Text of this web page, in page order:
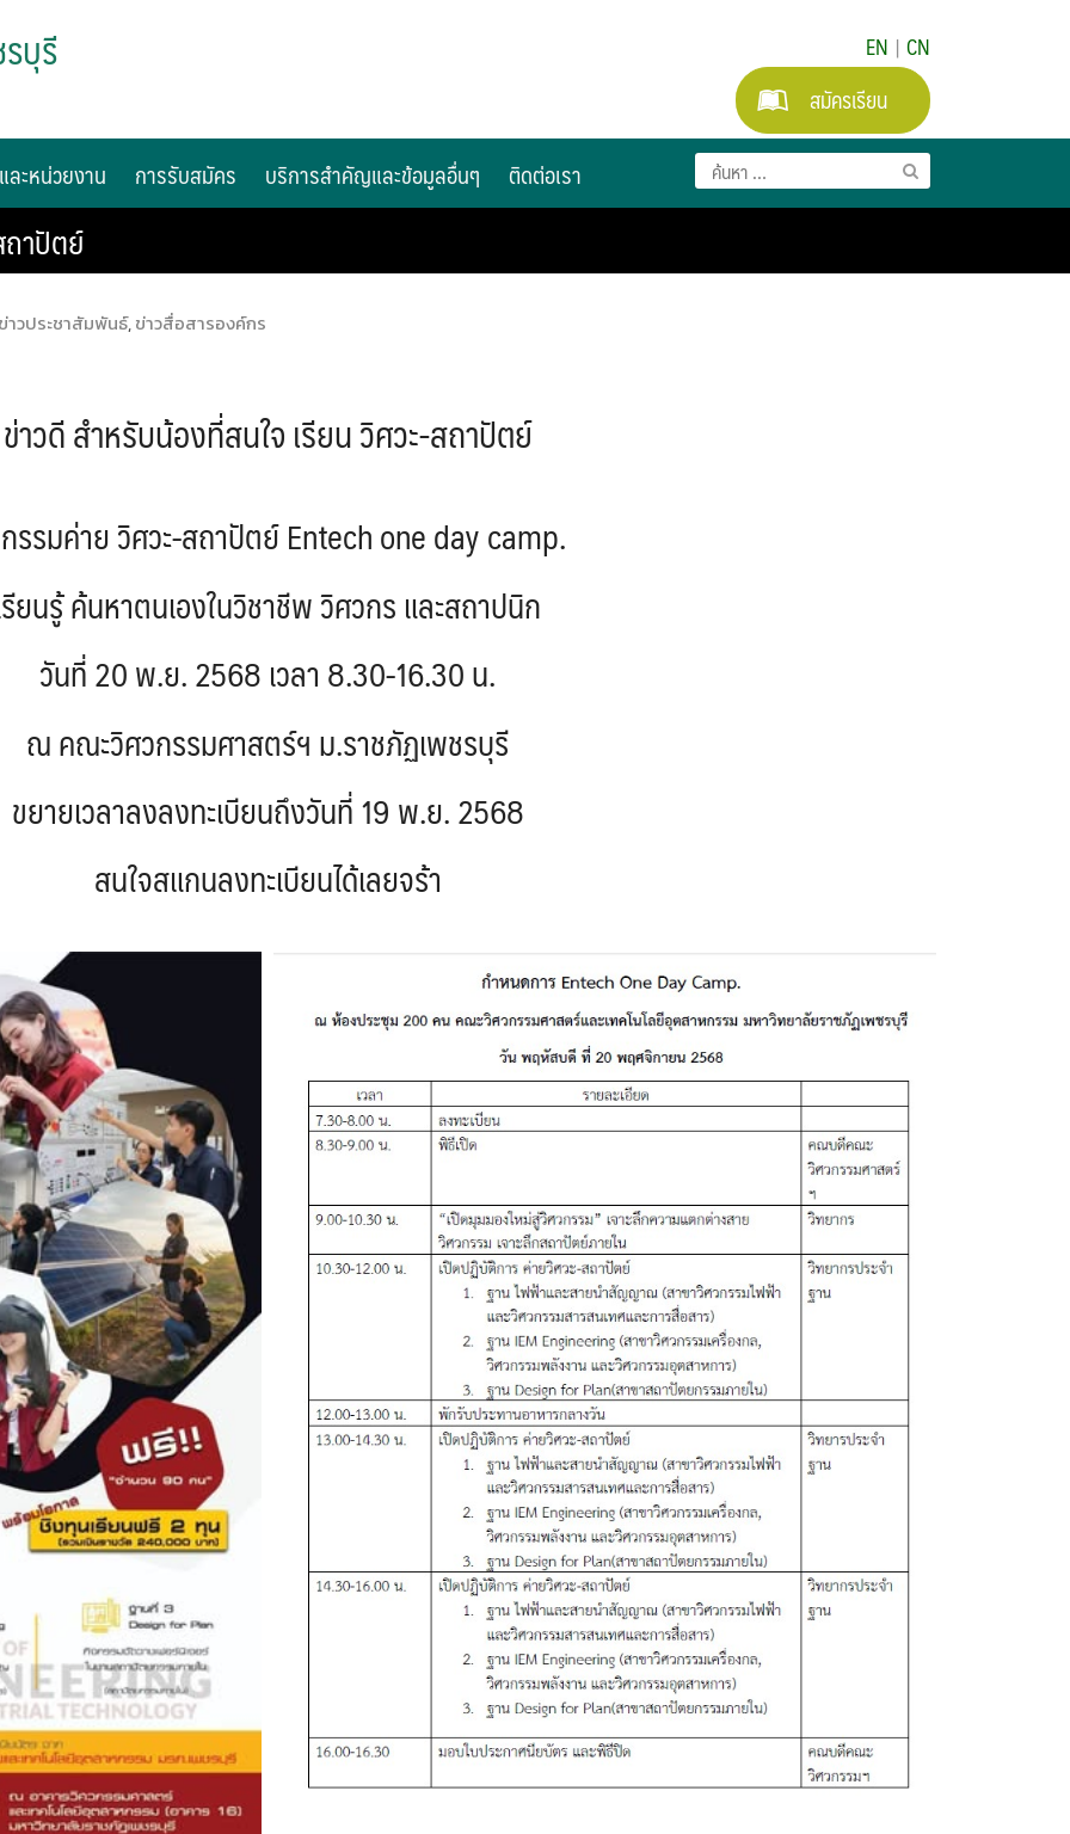
บุรี EN | CN
สมัครเรียน
ะหน่วยงาน การรับสมัคร บริการสำคัญและข้อมูลอื่นๆ ติดต่อเรา
ถาปัตย์
าวประชาสัมพันธ์,ข่าวสื่อสารองค์กร
ข่าวดี สำหรับน้องที่สนใจ เรียน วิศวะ-สถาปัตย์
รรมค่าย วิศวะ-สถาปัตย์ Entech one day camp.
ยนรู้ ค้นหาตนเองในวิชาชีพ วิศวกร และสถาปนิก
วันที่ 20 พ.ย. 2568 เวลา 8.30-16.30 น.
ณ คณะวิศวกรรมศาสตร์ฯ ม.ราชภัฏเพชรบุรี
ขยายเวลาลงลงทะเบียนถึงวันที่ 19 พ.ย. 2568
สนใจสแกนลงทะเบียนได้เลยจร้า